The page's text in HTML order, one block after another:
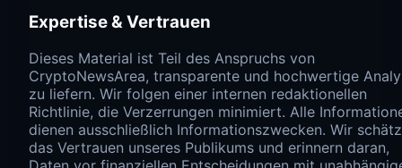
Expertise & Vertrauen
Dieses Material ist Teil des Anspruchs von
CryptoNewsArea, transparente und hochwertige
zu liefern. Wir folgen einer internen redaktionellen
Richtlinie, die Verzerrungen minimiert. Alle
dienen ausschließlich Informationszwecken. Wir
das Vertrauen unseres Publikums und erinnern daran,